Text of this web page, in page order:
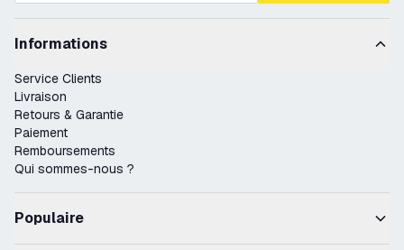
Informations
Service Clients
Livraison
Retours & Garantie
Paiement
Remboursements
Qui sommes-nous ?
Populaire